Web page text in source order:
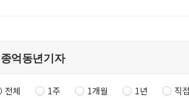
전체 1주 1개월 1년 직